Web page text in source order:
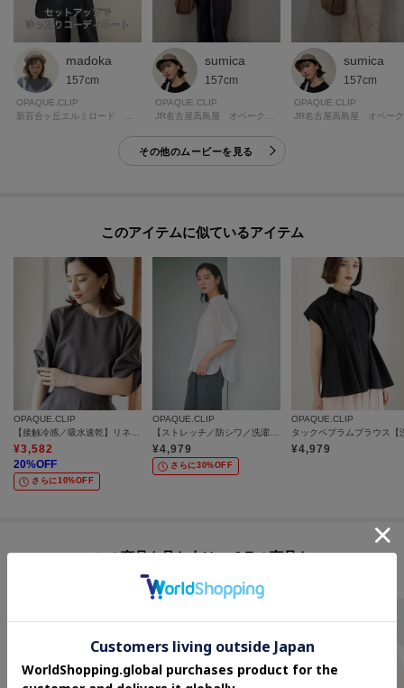
madoka
157cm
OPAQUE.CLIP
sumica
157cm
OPAQUE.CLIP
sumica
157cm
OPAQUE.CLIP
その他のムービーを見る
このアイテムに似ているアイテム
OPAQUE.CLIP
【接触冷感／吸水速乾】リネンライク タックスリーブブラウス《セットアップ対応／洗濯機OK》
¥3,582
20%OFF
さらに10%OFF
OPAQUE.CLIP
【ストレッチ／防シワ／洗濯機OK】タックスリーブブラウス《SS～LL／6col／セットアップ可》
¥4,979
さらに30%OFF
OPAQUE.CLIP
¥4,979
この商品を見た人はコチラの商品も
チェックしています